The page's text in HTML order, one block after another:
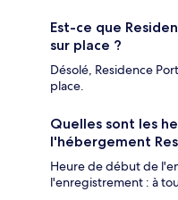
Est-ce que
sur place ?
Désolé, Residence
place.
Quelles sont les
l'hébergement
Heure de début de
l'enregistrement : à